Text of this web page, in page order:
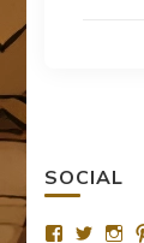
SOCIAL
Profil Profil